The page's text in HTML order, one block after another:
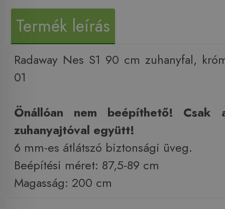
Termék leírás
Radaway Nes S1 90 cm zuhanyfal,
01
Önállóan nem beépíthető! Csak
zuhanyajtóval együtt!
6 mm-es átlátszó biztonsági üveg.
Beépítési méret: 87,5-89 cm
Magasság: 200 cm